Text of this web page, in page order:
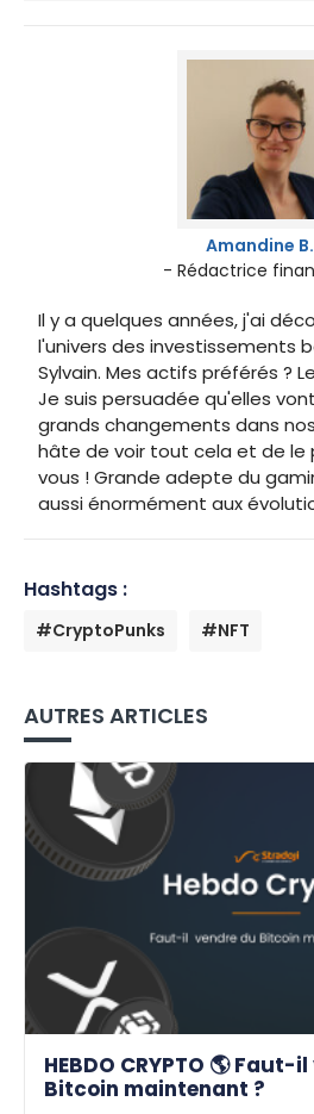
Amandine B.
- Rédactrice
Il y a quelques années, j'ai
l'univers des investissements
Sylvain. Mes actifs préférés ?
Je suis persuadée qu'elles
grands changements dans
hâte de voir tout cela et de le
vous ! Grande adepte du
aussi énormément aux
Hashtags :
#CryptoPunks #NFT
AUTRES ARTICLES
HEBDO CRYPTO 🌎 Faut-
Bitcoin maintenant ?